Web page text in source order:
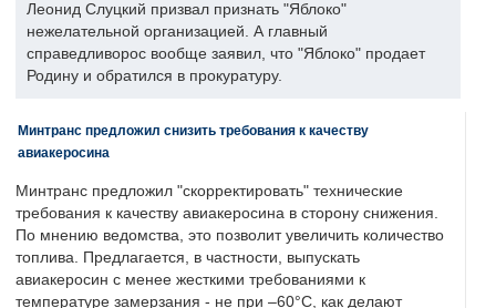
Леонид Слуцкий призвал признать "Яблоко"
нежелательной организацией. А главный
справедливорос вообще заявил, что "Яблоко" продает
Родину и обратился в прокуратуру.
Минтранс предложил снизить требования к качеству
авиакеросина
Минтранс предложил "скорректировать" технические
требования к качеству авиакеросина в сторону снижения.
По мнению ведомства, это позволит увеличить количество
топлива. Предлагается, в частности, выпускать
авиакеросин с менее жесткими требованиями к
температуре замерзания - не при –60°C, как делают